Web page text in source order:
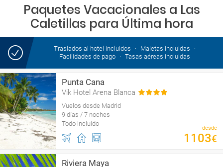
Paquetes Vacacionales a Las
Caletillas para Última hora
Traslados al hotel incluidos
Maletas incluidas
Facilidades de pago
Tasas aéreas incluidas
Punta Cana
Vik Hotel Arena Blanca
Vuelos desde Madrid
9 días / 7 noches
Todo incluido
desde
1103€
Riviera Maya